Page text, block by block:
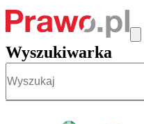
Wyszukiwarka